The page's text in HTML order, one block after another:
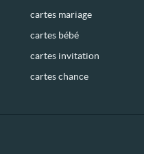
cartes mariage
cartes bébé
cartes invitation
cartes chance